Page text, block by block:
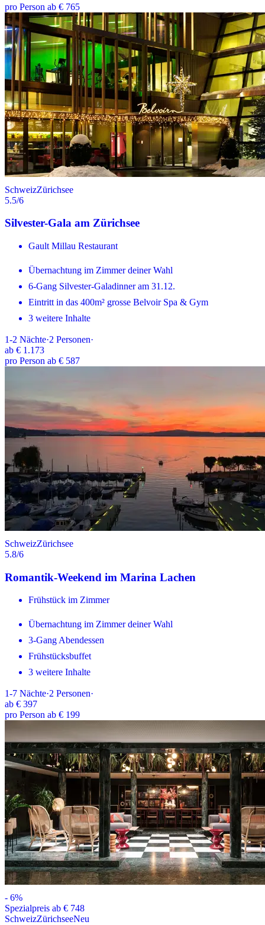
pro Person ab € 765
SchweizZürichsee
5.5/6
Silvester-Gala am Zürichsee
Gault Millau Restaurant
Übernachtung im Zimmer deiner Wahl
6-Gang Silvester-Galadinner am 31.12.
Eintritt in das 400m² grosse Belvoir Spa & Gym
3 weitere Inhalte
1-2 Nächte·2 Personen·
ab € 1.173
pro Person ab € 587
SchweizZürichsee
5.8/6
Romantik-Weekend im Marina Lachen
Frühstück im Zimmer
Übernachtung im Zimmer deiner Wahl
3-Gang Abendessen
Frühstücksbuffet
3 weitere Inhalte
1-7 Nächte·2 Personen·
ab € 397
pro Person ab € 199
- 6%
Spezialpreis ab € 748
SchweizZürichseeNeu